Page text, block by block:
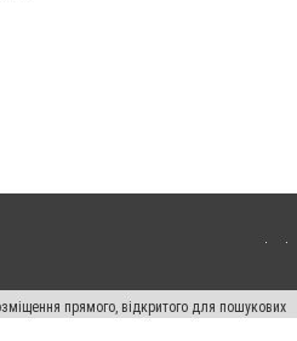
прямого, відкритого для пошукових